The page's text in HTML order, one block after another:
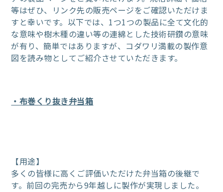
等はぜひ、リンク先の販売ページをご確認いただけま
すと幸いです。以下では、1つ1つの製品に全て文化的
な意味や樹木種の違い等の連綿とした技術研鑽の意味
が有り、簡単ではありますが、コダワリ満載の製作意
図を読み物としてご紹介させていただきます。
・布巻くり抜き弁当箱
【用途】
多くの皆様に高くご評価いただけた弁当箱の後継で
す。前回の完売から9年越しに製作が実現しました。